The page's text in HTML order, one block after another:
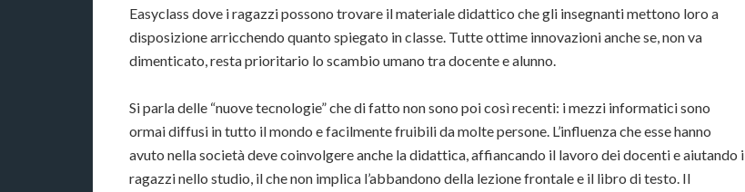
Easyclass dove i ragazzi possono trovare il materiale didattico che gli insegnanti mettono loro a
disposizione arricchendo quanto spiegato in classe. Tutte ottime innovazioni anche se, non va
dimenticato, resta prioritario lo scambio umano tra docente e alunno.
Si parla delle “nuove tecnologie” che di fatto non sono poi così recenti: i mezzi informatici sono
ormai diffusi in tutto il mondo e facilmente fruibili da molte persone. L’influenza che esse hanno
avuto nella società deve coinvolgere anche la didattica, affiancando il lavoro dei docenti e aiutando i
ragazzi nello studio, il che non implica l’abbandono della lezione frontale e il libro di testo. Il